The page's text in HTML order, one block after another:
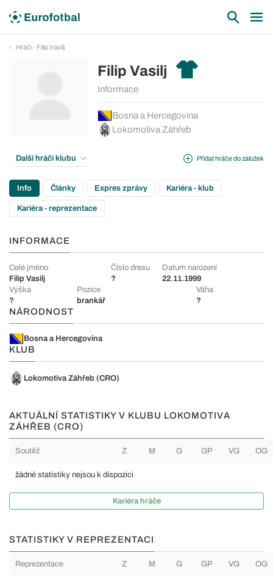
Hráči - Filip Vasilj
Filip Vasilj
Informace
Bosna a Hercegovina
Lokomotiva Záhřeb
Přidat hráče do záložek
Další hráči klubu
Info Články Expres zprávy Kariéra - klub
Kariéra - reprezentace
INFORMACE
Celé jméno
Filip Vasilj
Číslo dresu
?
Datum narození
22.11.1999
Výška
?
Pozice
brankář
Váha
?
NÁRODNOST
Bosna a Hercegovina
KLUB
Lokomotiva Záhřeb (CRO)
AKTUÁLNÍ STATISTIKY V KLUBU LOKOMOTIVA
ZÁHŘEB (CRO)
Soutěž Z M G GP VG OG
žádné statistiky nejsou k dispozici
Kariéra hráče
STATISTIKY V REPREZENTACI
Reprezentace Z M G GP VG OG